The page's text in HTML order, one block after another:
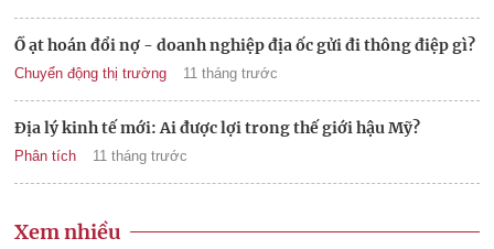
Ồ ạt hoán đổi nợ - doanh nghiệp địa ốc gửi đi thông điệp gì?
Chuyển động thị trường 11 tháng trước
Địa lý kinh tế mới: Ai được lợi trong thế giới hậu Mỹ?
Phân tích 11 tháng trước
Xem nhiều